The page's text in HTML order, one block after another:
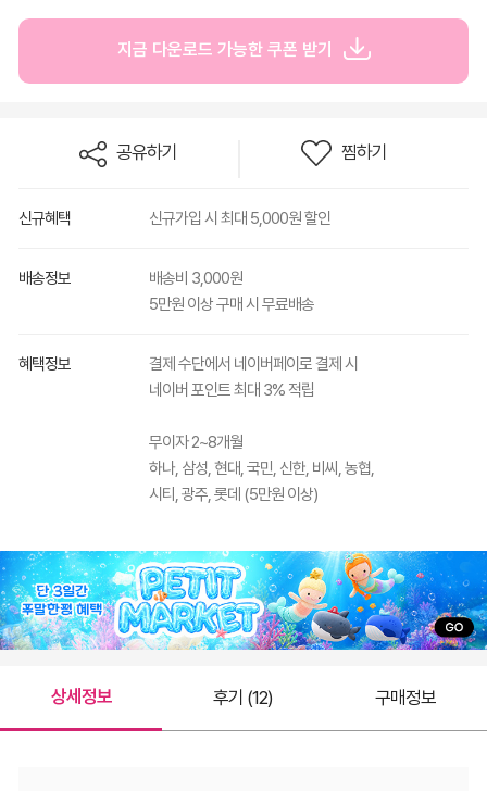
지금 다운로드 가능한 쿠폰 받기
공유하기 찜하기
신규혜택 신규가입 시 최대 5,000원 할인
배송정보
배송비 3,000원
5만원 이상 구매 시 무료배송
혜택정보
결제 수단에서 네이버페이로 결제 시
네이버 포인트 최대 3% 적립
무이자 2~8개월
하나, 삼성, 현대, 국민, 신한, 비씨, 농협,
시티, 광주, 롯데 (5만원 이상)
상세정보 후기 (12) 구매정보